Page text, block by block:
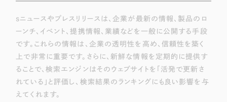
sニュースやプレスリリースは、企業が最新の情報、製品のロ
ーンチ、イベント、提携情報、業績などを一般に公開する手段
です。これらの情報は、企業の透明性を高め、信頼性を築く
上で非常に重要です。さらに、新鮮な情報を定期的に提供す
ることで、検索エンジンはそのウェブサイトを「活発で更新さ
れている」と評価し、検索結果のランキングにも良い影響を与
えてくれます。